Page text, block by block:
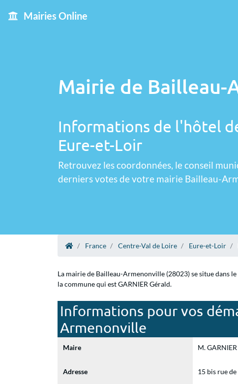
Mairies Online
Mairie de Bailleau-
Informations de l'hôtel
Eure-et-Loir
Retrouvez les coordonnées, le conseil
derniers votes de votre mairie Bailleau-
France Centre-Val de Loire Eure-et-Loir
La mairie de Bailleau-Armenonville (28023) se situe dans
la commune qui est GARNIER Gérald.
Informations pour vos
Armenonville
Maire M.
Adresse 15 bis rue